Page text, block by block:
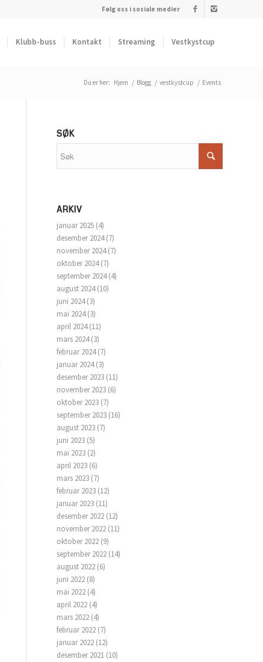
Følg oss i sosiale medier
Klubb-buss Kontakt Streaming Vestkystcup
Du er her: Hjem / Blogg / vestkystcup / Events
SØK
ARKIV
januar 2025 (4)
desember 2024(7)
november 2024(7)
oktober 2024(7)
september 2024(4)
august 2024(10)
juni 2024(3)
mai 2024(3)
april 2024(11)
mars 2024(3)
februar 2024(7)
januar 2024(3)
desember 2023 (11)
november 2023 (6)
oktober 2023 (7)
september 2023 (16)
august 2023 (7)
juni 2023 (5)
mai 2023 (2)
april 2023 (6)
mars 2023 (7)
februar 2023 (12)
januar 2023 (11)
desember 2022 (12)
november 2022 (11)
oktober 2022 (9)
september 2022 (14)
august 2022 (6)
juni 2022 (8)
mai 2022 (4)
april 2022 (4)
mars 2022 (4)
februar 2022 (7)
januar 2022 (12)
desember 2021 (10)